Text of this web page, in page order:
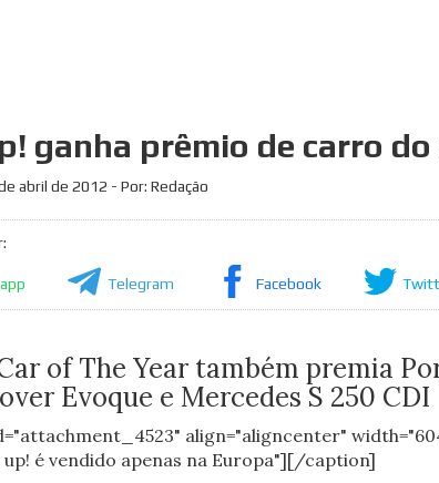
ganha prêmio de carro
abril de 2012 - Por: Redação
Telegram Facebook
of The Year também premia
Evoque e Mercedes S 250 CDI
align="aligncenter"
up! é vendido apenas na Europa"][/caption]